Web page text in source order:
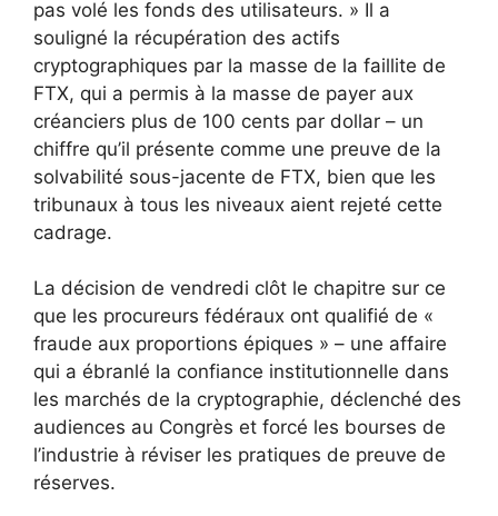
pas volé les fonds des utilisateurs. » Il a
souligné la récupération des actifs
cryptographiques par la masse de la faillite de
FTX, qui a permis à la masse de payer aux
créanciers plus de 100 cents par dollar – un
chiffre qu’il présente comme une preuve de la
solvabilité sous-jacente de FTX, bien que les
tribunaux à tous les niveaux aient rejeté cette
cadrage.
La décision de vendredi clôt le chapitre sur ce
que les procureurs fédéraux ont qualifié de «
fraude aux proportions épiques » – une affaire
qui a ébranlé la confiance institutionnelle dans
les marchés de la cryptographie, déclenché des
audiences au Congrès et forcé les bourses de
l’industrie à réviser les pratiques de preuve de
réserves.